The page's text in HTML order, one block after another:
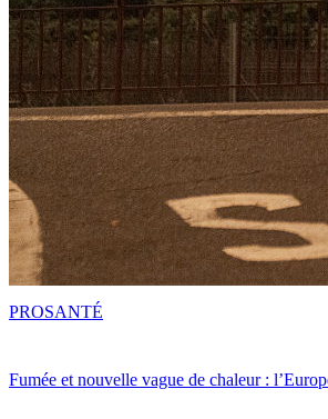
Fumée et nouvelle vague de chaleur :
PROSANTÉ